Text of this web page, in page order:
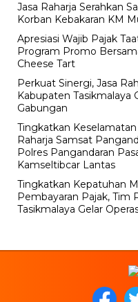
Jasa Raharja Serahkan
Korban Kebakaran KM
Apresiasi Wajib Pajak
Program Promo
Cheese Tart
Perkuat Sinergi, Jasa
Kabupaten Tasikmalaya
Gabungan
Tingkatkan
Raharja Samsat
Polres Pangandaran
Kamseltibcar Lantas
Tingkatkan Kepatuhan
Pembayaran Pajak, Tim
Tasikmalaya Gelar